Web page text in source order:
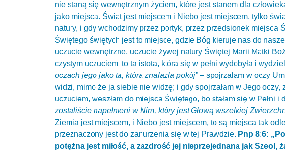
nie staną się wewnętrznym życiem, które jest stanem dla
jako miejsca. Świat jest miejscem i Niebo jest miejscem, tylko
natury, i gdy wchodzimy przez portyk, przez przedsionek
Świętego świętych jest to miejsce, gdzie Bóg kieruje nas do
uczucie wewnętrzne, uczucie żywej natury Świętej Marii Matki
czystym uczuciem, to ta istota, która się w pełni wydobyła i
oczach jego jako ta, która znalazła pokój”– spojrzałam w oczy
widzi, mimo że ja siebie nie widzę; i gdy spojrzałam w Jego oczy,
uczuciem, weszłam do miejsca Świętego, bo stałam się w Pełni i
zostaliście napełnieni w Nim, który jest Głową wszelkiej
Ziemia jest miejscem, i Niebo jest miejscem, to są miejsca tak
przeznaczony jest do zanurzenia się w tej Prawdzie. Pnp 8:6:
potężna jest miłość, a zazdrość jej nieprzejednana jak Szeol,